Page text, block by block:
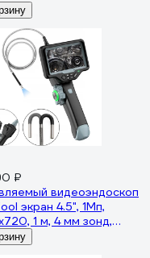
₽
видеоэндоскоп
экран 4.5", 1Мп,
1 м, 4 мм зонд,
камеры 360° IC-